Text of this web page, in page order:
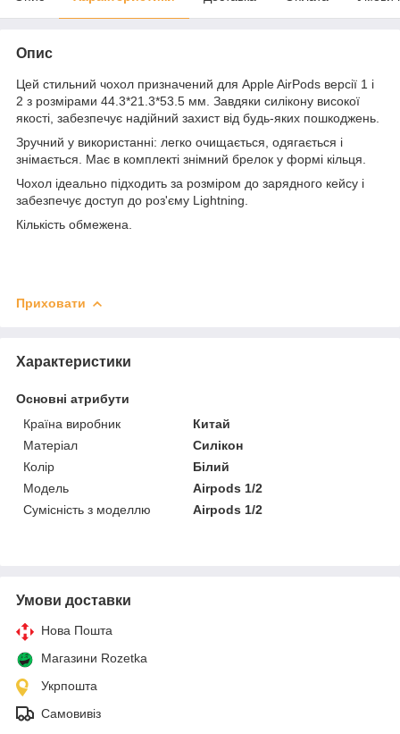
Опис
Цей стильний чохол призначений для Apple AirPods версії 1 і
2 з розмірами 44.3*21.3*53.5 мм. Завдяки силікону високої
якості, забезпечує надійний захист від будь-яких пошкоджень.
Зручний у використанні: легко очищається, одягається і
знімається. Має в комплекті знімний брелок у формі кільця.
Чохол ідеально підходить за розміром до зарядного кейсу і
забезпечує доступ до роз'єму Lightning.
Кількість обмежена.
Приховати
Характеристики
Основні атрибути
Країна виробник
Китай
Матеріал
Силікон
Колір
Білий
Модель
Airpods 1/2
Сумісність з моделлю
Airpods 1/2
Умови доставки
Нова Пошта
Магазини Rozetka
Укрпошта
Самовивіз